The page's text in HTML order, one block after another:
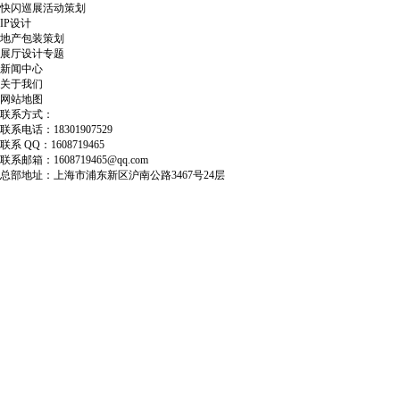
快闪巡展活动策划
IP设计
地产包装策划
展厅设计专题
新闻中心
关于我们
网站地图
联系方式：
联系电话：18301907529
联系 QQ：1608719465
联系邮箱：1608719465@qq.com
总部地址：上海市浦东新区沪南公路3467号24层